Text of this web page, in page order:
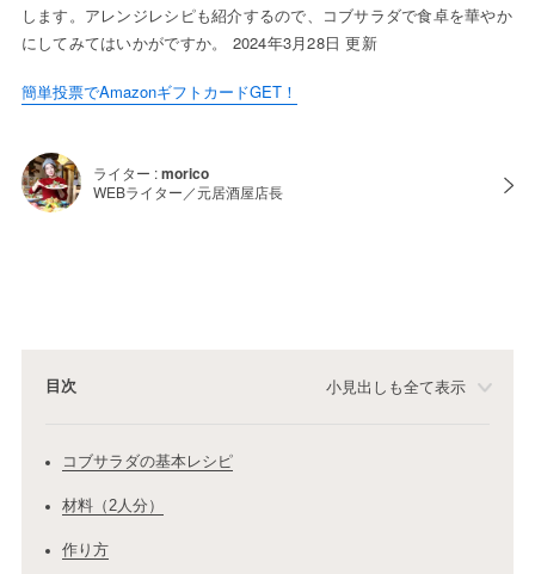
します。アレンジレシピも紹介するので、コブサラダで食卓を華やか
にしてみてはいかがですか。 2024年3月28日 更新
簡単投票でAmazonギフトカードGET！
ライター :morico
WEBライター／元居酒屋店長
目次 小見出しも全て表示
コブサラダの基本レシピ
材料（2人分）
作り方